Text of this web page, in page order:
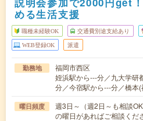
める生活支援
職種未経験OK 交通費別途支給あり
WEB登録OK 派遣
勤務地
福岡市西区
姪浜駅から---分／九大学研
分／今宿駅から---分／橋本
曜日頻度
週3日～（週2日～も相談
の曜日があればご相談くだ